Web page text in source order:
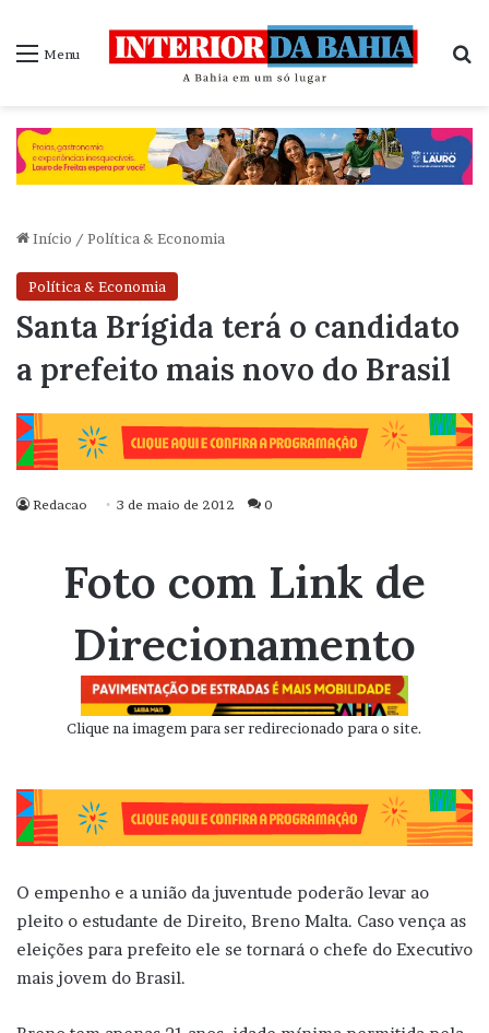
Menu
Início / Política & Economia
Política & Economia
Santa Brígida terá o candidato
a prefeito mais novo do Brasil
Redacao 3 de maio de 2012 0
Foto com Link de
Direcionamento
Clique na imagem para ser redirecionado para o site.
O empenho e a união da juventude poderão levar ao
pleito o estudante de Direito, Breno Malta. Caso vença as
eleições para prefeito ele se tornará o chefe do Executivo
mais jovem do Brasil.